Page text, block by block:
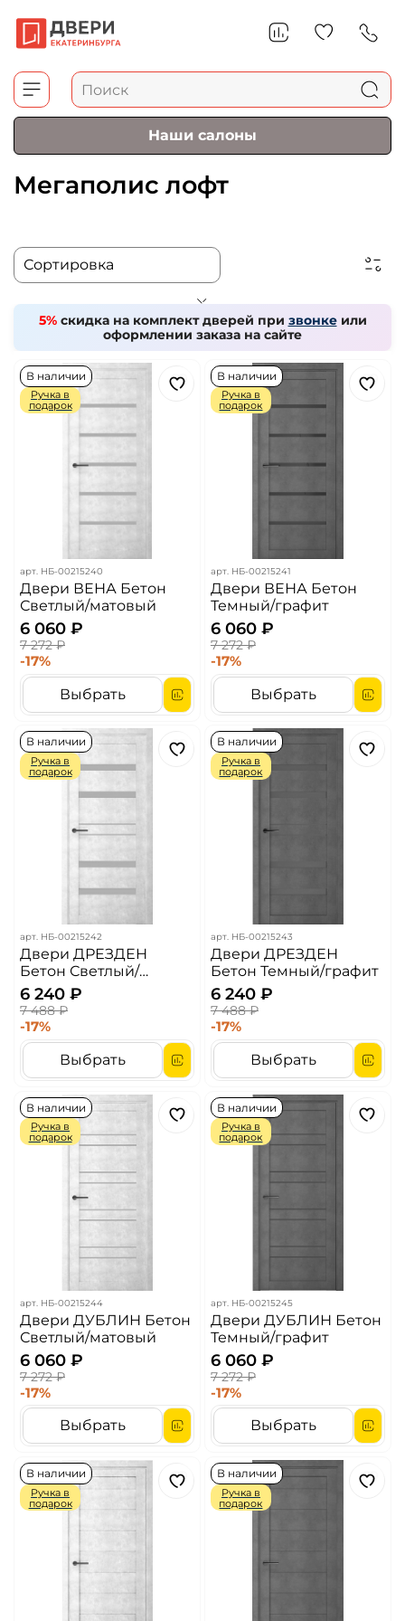
Наши салоны
Мегаполис лофт
5% скидка на комплект дверей при звонкеили
оформлении заказа на сайте
В наличии
Ручка в
подарок
арт. НБ-00215240
Двери ВЕНА Бетон
Светлый/матовый
6 060 ₽
7 272 ₽
-17%
Выбрать
В наличии
Ручка в
подарок
арт. НБ-00215241
Двери ВЕНА Бетон
Темный/графит
6 060 ₽
7 272 ₽
-17%
Выбрать
В наличии
Ручка в
подарок
арт. НБ-00215242
Двери ДРЕЗДЕН
Бетон Светлый/
матовый
6 240 ₽
7 488 ₽
-17%
Выбрать
В наличии
Ручка в
подарок
арт. НБ-00215243
Двери ДРЕЗДЕН
Бетон Темный/графит
6 240 ₽
7 488 ₽
-17%
Выбрать
В наличии
Ручка в
подарок
арт. НБ-00215244
Двери ДУБЛИН Бетон
Светлый/матовый
6 060 ₽
7 272 ₽
-17%
Выбрать
В наличии
Ручка в
подарок
арт. НБ-00215245
Двери ДУБЛИН Бетон
Темный/графит
6 060 ₽
7 272 ₽
-17%
Выбрать
В наличии
Ручка в
подарок
В наличии
Ручка в
подарок